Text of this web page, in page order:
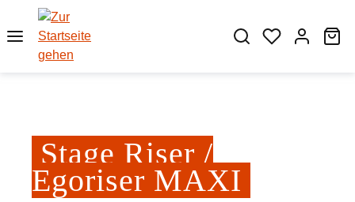
Zum Hauptinhalt springen
Stage Riser /
Egoriser MAXI